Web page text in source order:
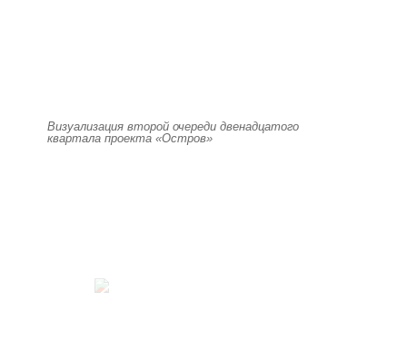
Визуализация второй очереди двенадцатого
квартала проекта «Остров»